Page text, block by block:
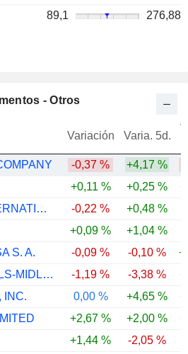
89,1 276,88
- Otros
Variación Varia. 5d.
-0,37 % +4,17 %
+0,11 % +0,25 %
MONDELEZ INTERNATIONAL, INC.
-0,22 % +0,48 %
+0,09 % +1,04 %
S. A.
-0,09 % -0,10 %
ARCHER-DANIELS-MIDLAND COMPANY
-1,19 % -3,38 %
INC.
0,00 % +4,65 %
+2,67 % +2,00 %
+1,44 % -2,05 %